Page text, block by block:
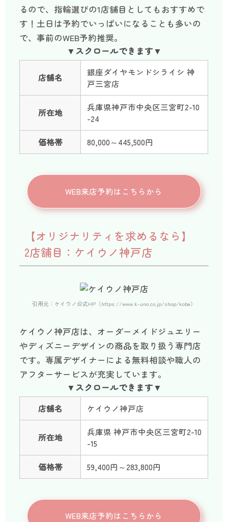
るので、指輪選びの1店舗目としてもおすすめで
す！土日は予約でいっぱいになることも多いの
で、事前のWEB予約推奨。
店舗名
銀座ダイヤモンドシライシ 神
戸三宮店
所在地
兵庫県神戸市中央区三宮町2-10
-24
価格帯 80,000～445,500円
WEB来店予約はこちらから
【オリジナリティを求めるなら】
2店舗目：ケイウノ神戸店
引用元：ケイウノ公式HP（https://www.k-uno.co.jp/shop/kobe）
ケイウノ神戸店は、オーダーメイドジュエリー
やディズニーデザインの商品を取り扱う専門店
です。専属デザイナーによる無料相談や職人の
アフターサービスが充実しています。
店舗名 ケイウノ神戸店
所在地
兵庫県 神戸市中央区三宮町2-10
-15
価格帯 59,400円～283,800円
WEB来店予約はこちらから